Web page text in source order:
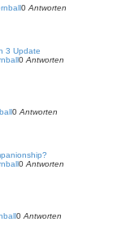
0 Antworten
3 Update
0 Antworten
0 Antworten
0 Antworten
0 Antworten